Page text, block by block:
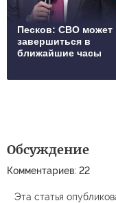
Песков: СВО может
завершиться в
ближайшие часы
Обсуждение
Комментариев: 22
Эта статья